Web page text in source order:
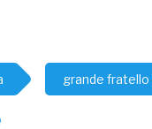
grande fratello